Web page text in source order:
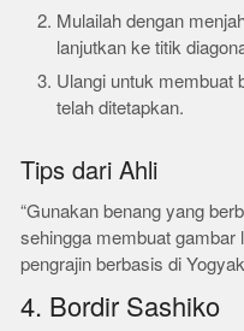
Mulailah dengan
lanjutkan ke titik
Ulangi untuk membuat
telah ditetapkan.
Tips dari Ahli
“Gunakan benang yang
sehingga membuat gambar
pengrajin berbasis di
4. Bordir Sashiko